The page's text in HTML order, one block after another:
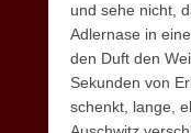
und sehe nicht,
Adlernase in
den Duft den
Sekunden von
schenkt, lange,